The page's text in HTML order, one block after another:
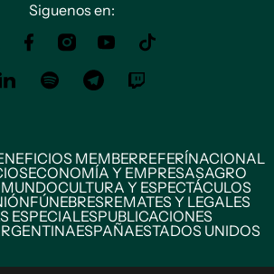
Siguenos en:
MEMBERREFERÍNACIONAL
ECONOMÍA Y EMPRESASAGRO
MUNDOCULTURA Y ESPECTÁCULOS
FÚNEBRESREMATES Y LEGALES
ESPECIALESPUBLICACIONES
ESPAÑAESTADOS UNIDOS